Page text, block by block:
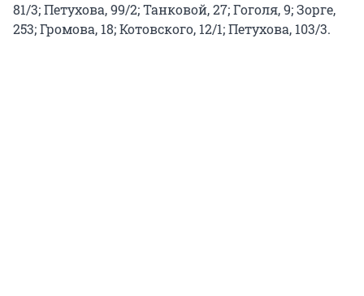
81/3; Петухова, 99/2; Танковой, 27; Гоголя, 9; Зорге,
253; Громова, 18; Котовского, 12/1; Петухова, 103/3.